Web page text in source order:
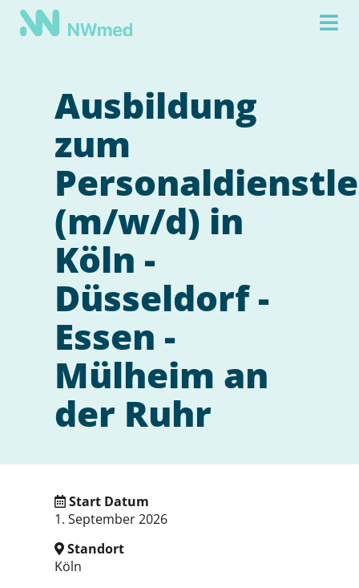
Ausbildung
zum
(m/w/d) in
Köln -
Düsseldorf -
Essen -
Mülheim an
der Ruhr
Start Datum
1. September 2026
Standort
Köln